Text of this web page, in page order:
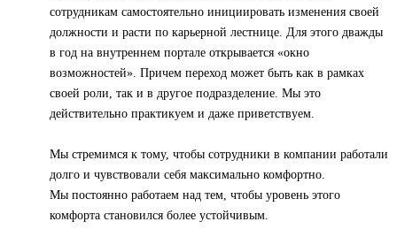
сотрудникам самостоятельно инициировать изменения своей
должности и расти по карьерной лестнице. Для этого дважды
в год на внутреннем портале открывается «окно
возможностей». Причем переход может быть как в рамках
своей роли, так и в другое подразделение. Мы это
действительно практикуем и даже приветствуем.
Мы стремимся к тому, чтобы сотрудники в компании работали
долго и чувствовали себя максимально комфортно.
Мы постоянно работаем над тем, чтобы уровень этого
комфорта становился более устойчивым.